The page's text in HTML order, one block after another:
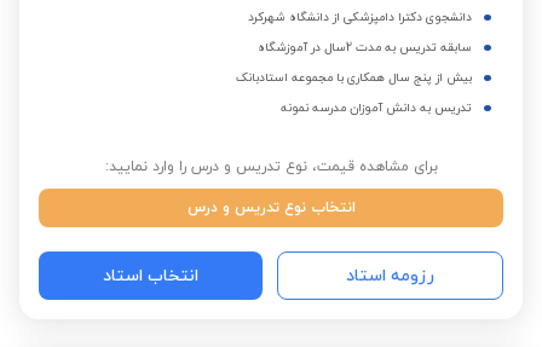
دانشجوی دکترا دامپزشکی از دانشگاه شهرکرد
سابقه تدریس به مدت 2سال در آموزشگاه
بیش از پنج سال همکاری با مجموعه استادبانک
تدریس به دانش آموزان مدرسه نمونه
برای مشاهده قیمت، نوع تدریس و درس را وارد نمایید:
انتخاب نوع تدریس و درس
رزومه استاد انتخاب استاد